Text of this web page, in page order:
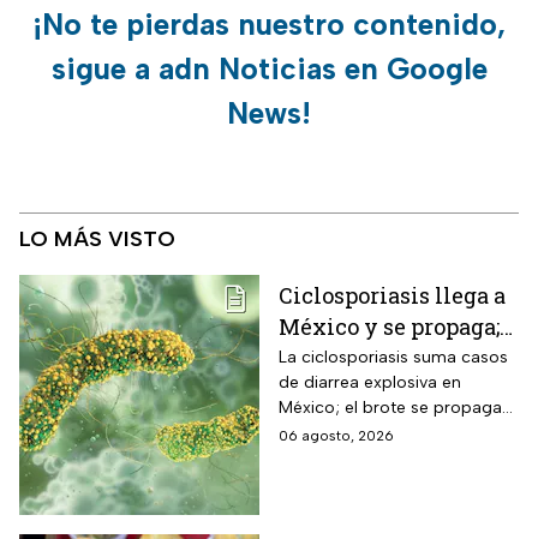
¡No te pierdas nuestro contenido,
sigue a adn Noticias en Google
News!
LO MÁS VISTO
Ciclosporiasis llega a
México y se propaga;
activan protocolos
para revisar frutas y
verduras
La ciclosporiasis suma casos
de diarrea explosiva en
México; el brote se propaga
en el territorio nacional
06 agosto, 2026